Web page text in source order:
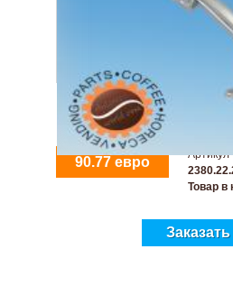
90.77 евро
Артикул
Товар в
Заказать